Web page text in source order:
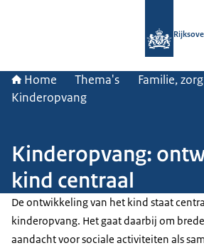
Home Thema's
Familie,
Kinderopvang
Kinderopvang:
kind centraal
De ontwikkeling van het kind staat
kinderopvang. Het gaat daarbij om
aandacht voor sociale activiteiten als